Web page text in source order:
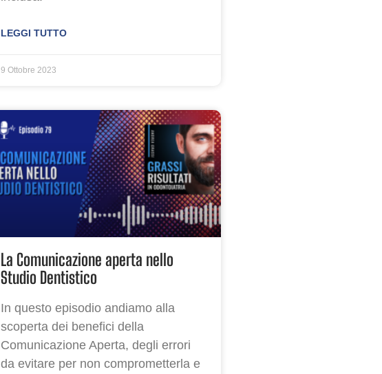
LEGGI TUTTO
9 Ottobre 2023
La Comunicazione aperta nello
Studio Dentistico
In questo episodio andiamo alla
scoperta dei benefici della
Comunicazione Aperta, degli errori
da evitare per non comprometterla e